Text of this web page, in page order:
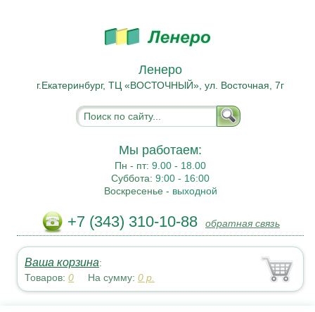
Ленеро
г.Екатеринбург, ТЦ «ВОСТОЧНЫЙ», ул. Восточная, 7г
Мы работаем:
Пн - пт:9.00 - 18.00
Суббота:9:00 - 16:00
Воскресенье - выходной
+7 (343) 310-10-88 обратная связь
Ваша корзина:
Товаров:0 На сумму:0 р.